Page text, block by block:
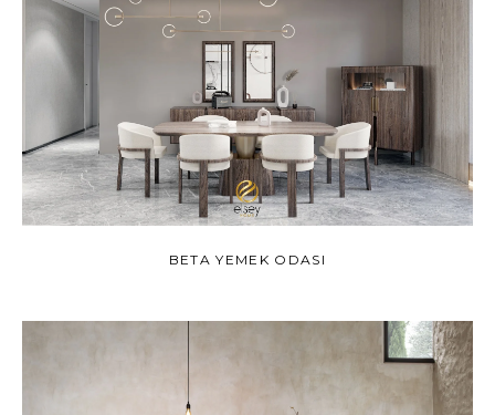
BETA YEMEK ODASI